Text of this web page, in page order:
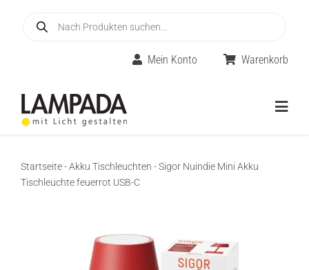
search
Mein Konto Warenkorb
Online-Shop
Startseite-Akku Tischleuchten -Sigor Nuindie Mini Akku
Tischleuchte feuerrot USB-C